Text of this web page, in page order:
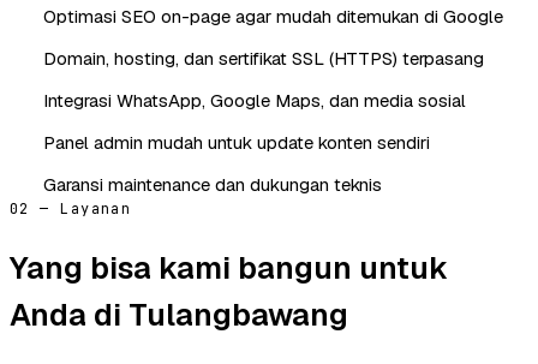
Optimasi SEO on-page agar mudah ditemukan di Google
Domain, hosting, dan sertifikat SSL (HTTPS) terpasang
Integrasi WhatsApp, Google Maps, dan media sosial
Panel admin mudah untuk update konten sendiri
Garansi maintenance dan dukungan teknis
02 — Layanan
Yang bisa kami bangun untuk
Anda di Tulangbawang